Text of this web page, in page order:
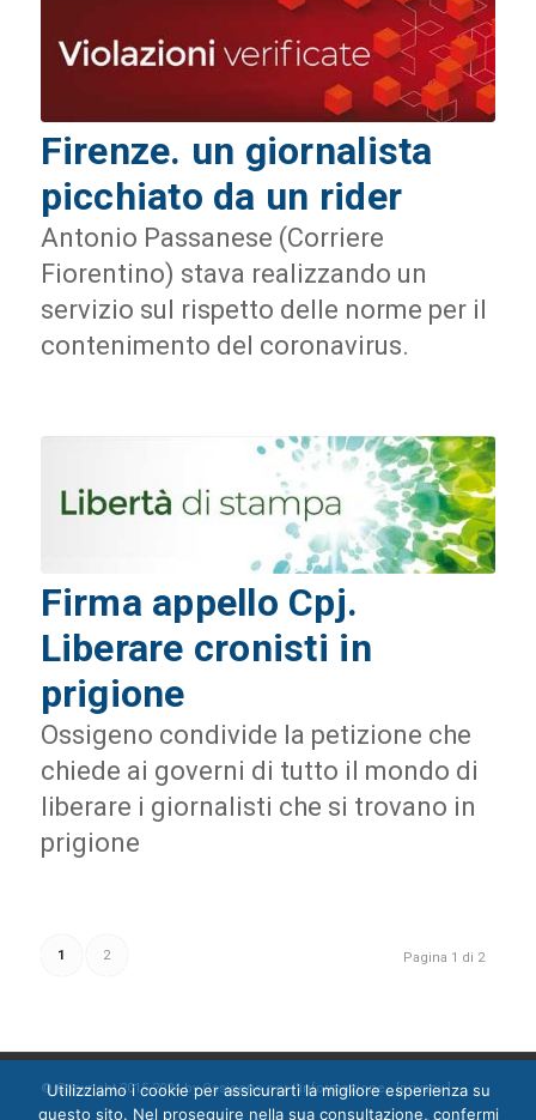
Firenze. un giornalista
picchiato da un rider
Antonio Passanese (Corriere
Fiorentino) stava realizzando un
servizio sul rispetto delle norme per il
contenimento del coronavirus.
Firma appello Cpj.
Liberare cronisti in
prigione
Ossigeno condivide la petizione che
chiede ai governi di tutto il mondo di
liberare i giornalisti che si trovano in
prigione
Pagina 1 di 2
1 2
© Copyright 2015-2024 by Ossigeno per l'informazione [privacy]
Utilizziamo i cookie per assicurarti la migliore esperienza su
questo sito. Nel proseguire nella sua consultazione, confermi